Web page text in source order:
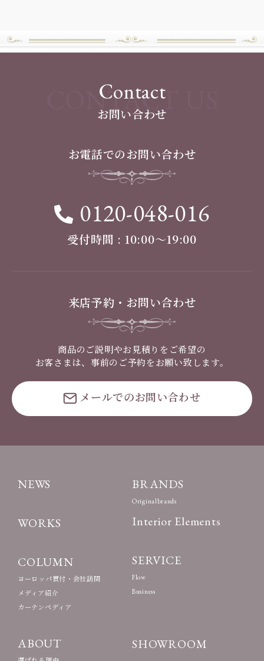
Contact
お問い合わせ
CONTACT US
お電話でのお問い合わせ
0120-048-016
受付時間 : 10:00〜19:00
来店予約・お問い合わせ
商品のご説明やお見積りをご希望の
お客さまは、事前のご予約をお願い致します。
メールでのお問い合わせ
NEWS
WORKS
COLUMN
ヨーロッパ買付・会社訪問
メディア紹介
カーテンペディア
ABOUT
BRANDS
Originalbrands
Interior Elements
SERVICE
Flow
Business
SHOWROOM